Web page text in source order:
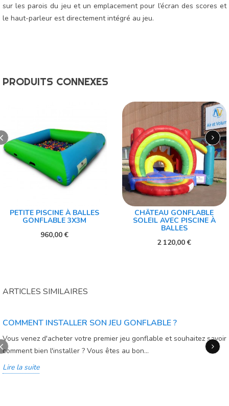
sur les parois du jeu et un emplacement pour l’écran des scores et
le haut-parleur est directement intégré au jeu.
PRODUITS CONNEXES
PETITE PISCINE À BALLES
GONFLABLE 3X3M
960,00 €
CHÂTEAU GONFLABLE
SOLEIL AVEC PISCINE À
BALLES
2 120,00 €
ARTICLES SIMILAIRES
COMMENT INSTALLER SON JEU GONFLABLE ?
Vous venez d'acheter votre premier jeu gonflable et souhaitez savoir
comment bien l'installer ? Vous êtes au bon...
Lire la suite